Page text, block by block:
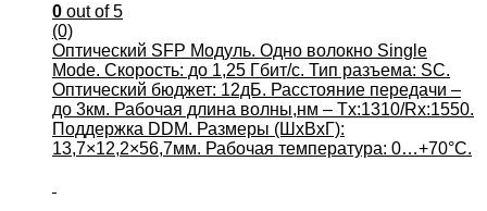
0 out of 5
(0)
Оптический SFP Модуль. Одно волокно Single
Mode. Скорость: до 1,25 Гбит/c. Тип разъема: SC.
Оптический бюджет: 12дБ. Расстояние передачи –
до 3км. Рабочая длина волны,нм – Tx:1310/Rx:1550.
Поддержка DDM. Размеры (ШхВхГ):
13,7×12,2×56,7мм. Рабочая температура: 0…+70°С.